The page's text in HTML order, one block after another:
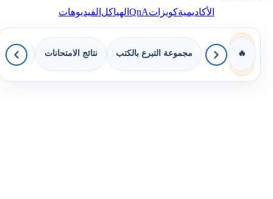
الأكاديميةكويزاتQnAالهياكلالفيديوهات
🔥 مجموعة التبرع بالكتب نتائج الامتحانات